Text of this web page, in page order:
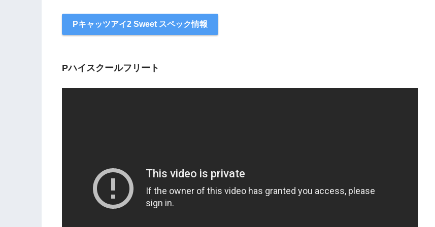
Pキャッツアイ2 Sweet スペック情報
Pハイスクールフリート